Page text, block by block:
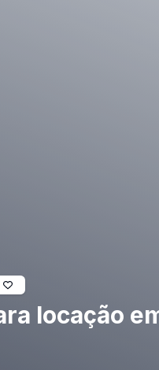
locação